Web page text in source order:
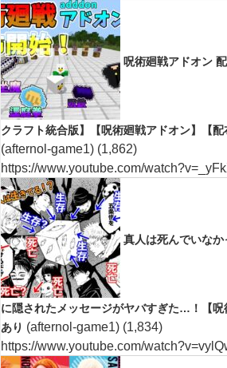
呪術廻戦アドオン
クラフト統合版】【呪術廻戦アドオン】【配
(afternol-game1) (1,862)
https://www.youtube.com/
真人は死んでいな
に隠されたメッセージがヤバすぎた…！【
あり (afternol-game1) (1,834)
https://www.youtube.com/